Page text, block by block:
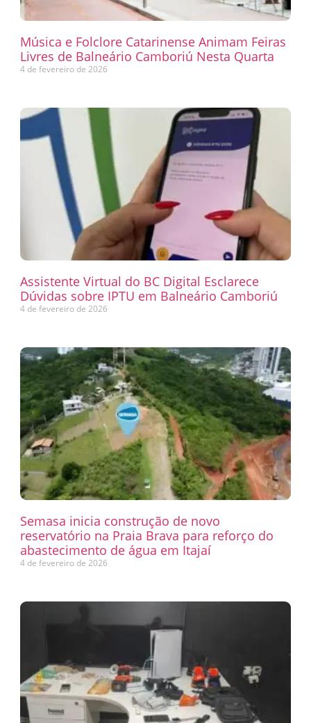
Música e Folclore Catarinense Animam Feiras
Livres de Balneário Camboriú Nesta Quarta
4 de fevereiro de 2026
Assistente Virtual do BC Digital Esclarece
Dúvidas sobre IPTU em Balneário Camboriú
4 de fevereiro de 2026
Semasa inicia construção de novo
reservatório na Praia Brava para reforço do
abastecimento de água em Itajaí
4 de fevereiro de 2026